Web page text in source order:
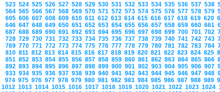
523 524 525 526 527 528 529 530 531 532 533 534 535 536 537 538
564 565 566 567 568 569 570 571 572 573 574 575 576 577 578 579
605 606 607 608 609 610 611 612 613 614 615 616 617 618 619 620
646 647 648 649 650 651 652 653 654 655 656 657 658 659 660 661
687 688 689 690 691 692 693 694 695 696 697 698 699 700 701 702
728 729 730 731 732 733 734 735 736 737 738 739 740 741 742 743
769 770 771 772 773 774 775 776 777 778 779 780 781 782 783 784
810 811 812 813 814 815 816 817 818 819 820 821 822 823 824 825
851 852 853 854 855 856 857 858 859 860 861 862 863 864 865 866
892 893 894 895 896 897 898 899 900 901 902 903 904 905 906 907
933 934 935 936 937 938 939 940 941 942 943 944 945 946 947 948
974 975 976 977 978 979 980 981 982 983 984 985 986 987 988 989
1012 1013 1014 1015 1016 1017 1018 1019 1020 1021 1022 1023 1024